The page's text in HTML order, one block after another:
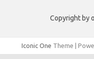
Copyright by
Iconic One Theme |